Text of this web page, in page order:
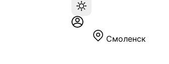
Смоленск